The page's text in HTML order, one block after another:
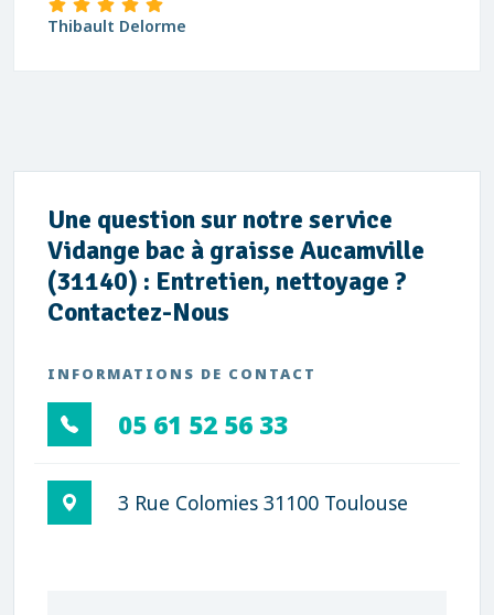
Thibault Delorme
Une question sur notre service
Vidange bac à graisse Aucamville
(31140) : Entretien, nettoyage ?
Contactez-Nous
INFORMATIONS DE CONTACT
05 61 52 56 33
3 Rue Colomies 31100 Toulouse